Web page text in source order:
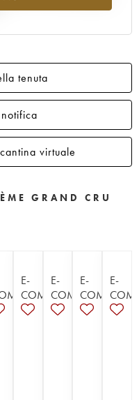
tenuta
virtuale
GRAND CRU
E-
COMMERCE
E-
COMMERCE
E-
COMMERCE
E-